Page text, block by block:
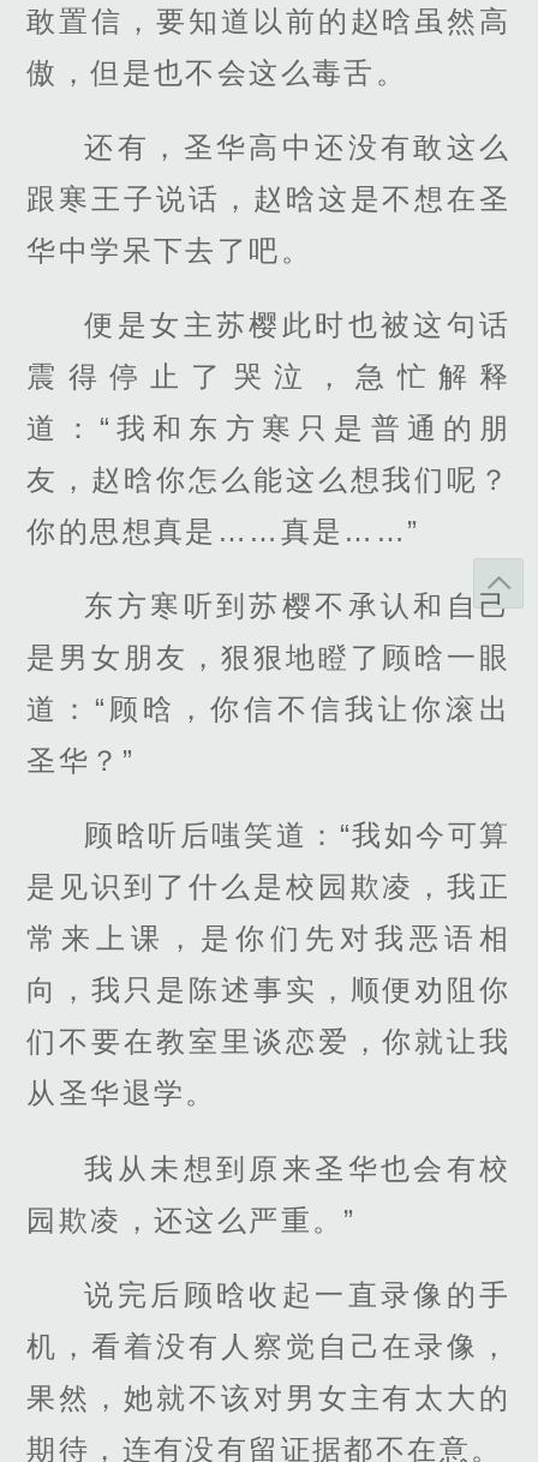
敢置信，要知道以前的赵晗虽然高
傲，但是也不会这么毒舌。
还有，圣华高中还没有敢这么
跟寒王子说话，赵晗这是不想在圣
华中学呆下去了吧。
便是女主苏樱此时也被这句话
震得停止了哭泣，急忙解释
道：“我和东方寒只是普通的朋
友，赵晗你怎么能这么想我们呢？
你的思想真是……真是……”
东方寒听到苏樱不承认和自己
是男女朋友，狠狠地瞪了顾晗一眼
道：“顾晗，你信不信我让你滚出
圣华？”
顾晗听后嗤笑道：“我如今可算
是见识到了什么是校园欺凌，我正
常来上课，是你们先对我恶语相
向，我只是陈述事实，顺便劝阻你
们不要在教室里谈恋爱，你就让我
从圣华退学。
我从未想到原来圣华也会有校
园欺凌，还这么严重。”
说完后顾晗收起一直录像的手
机，看着没有人察觉自己在录像，
果然，她就不该对男女主有太大的
期待，连有没有留证据都不在意。